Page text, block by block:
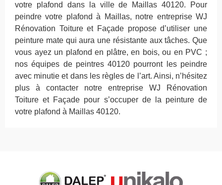
votre plafond dans la ville de Maillas 40120. Pour
peindre votre plafond à Maillas, notre entreprise WJ
Rénovation Toiture et Façade propose d’utiliser une
peinture mate qui aura une résistante aux tâches. Que
vous ayez un plafond en plâtre, en bois, ou en PVC ;
nos équipes de peintres 40120 pourront les peindre
avec minutie et dans les règles de l’art. Ainsi, n’hésitez
plus à contacter notre entreprise WJ Rénovation
Toiture et Façade pour s’occuper de la peinture de
votre plafond à Maillas 40120.